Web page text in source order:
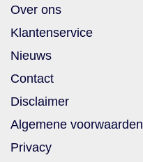
Over ons
Klantenservice
Nieuws
Contact
Disclaimer
Algemene voorwaarden
Privacy